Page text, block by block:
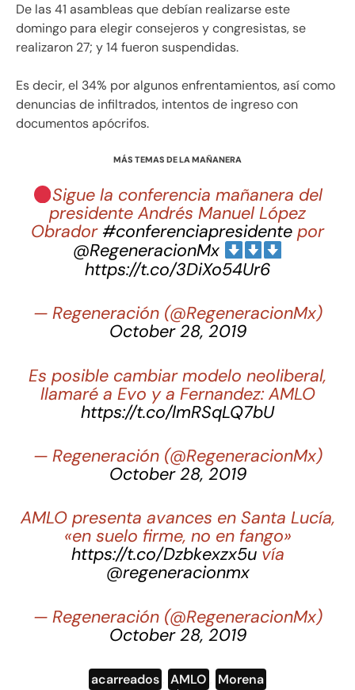
De las 41 asambleas que debían realizarse este
domingo para elegir consejeros y congresistas, se
realizaron 27; y 14 fueron suspendidas.
Es decir, el 34% por algunos enfrentamientos, así como
denuncias de infiltrados, intentos de ingreso con
documentos apócrifos.
MÁS TEMAS DE LA MAÑANERA
Sigue la conferencia mañanera del
presidente Andrés Manuel López
Obrador#conferenciapresidente por
@RegeneracionMx
https://t.co/3DiXo54Ur6
— Regeneración (@RegeneracionMx)
October 28, 2019
Es posible cambiar modelo neoliberal,
llamaré a Evo y a Fernandez: AMLO
https://t.co/lmRSqLQ7bU
— Regeneración (@RegeneracionMx)
October 28, 2019
AMLO presenta avances en Santa Lucía,
«en suelo firme, no en fango»
https://t.co/Dzbkexzx5uvía
@regeneracionmx
— Regeneración (@RegeneracionMx)
October 28, 2019
acarreados AMLO Morena